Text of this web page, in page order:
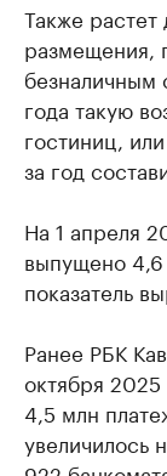
Также
размещения,
безналичным
года такую
гостиниц,
за год
На 1 апреля
выпущено 4,6
показатель
Ранее РБК
октября
4,5 млн
увеличилось